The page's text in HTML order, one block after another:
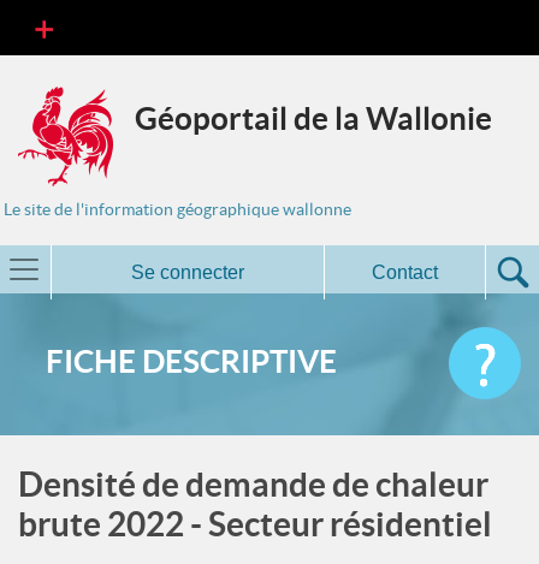
Géoportail de la Wallonie
Le site de l'information géographique wallonne
Se connecter Contact
FICHE DESCRIPTIVE
Densité de demande de chaleur
brute 2022 - Secteur résidentiel